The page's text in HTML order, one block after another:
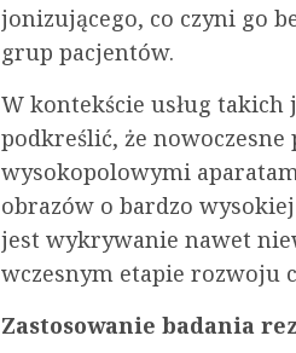
jonizującego, co czyni go
grup pacjentów.
W kontekście usług takich
podkreślić, że
wysokopolowymi
obrazów o bardzo
jest wykrywanie nawet
wczesnym etapie rozwoju
Zastosowanie badania